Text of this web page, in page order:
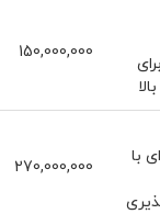
150,000,000
با
270,000,000